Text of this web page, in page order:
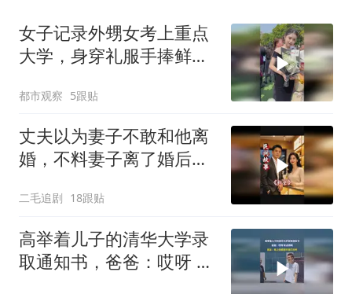
女子记录外甥女考上重点
大学，身穿礼服手捧鲜花
不仅长得好看成绩还好
都市观察 5跟贴
丈夫以为妻子不敢和他离
婚，不料妻子离了婚后越
二毛追剧 18跟贴
高举着儿子的清华大学录
取通知书，爸爸：哎呀 有